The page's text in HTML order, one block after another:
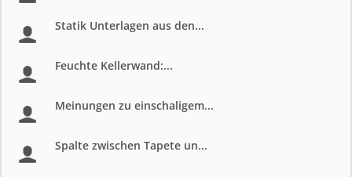
Statik Unterlagen aus den...
Feuchte Kellerwand:...
Meinungen zu einschaligem...
Spalte zwischen Tapete un...